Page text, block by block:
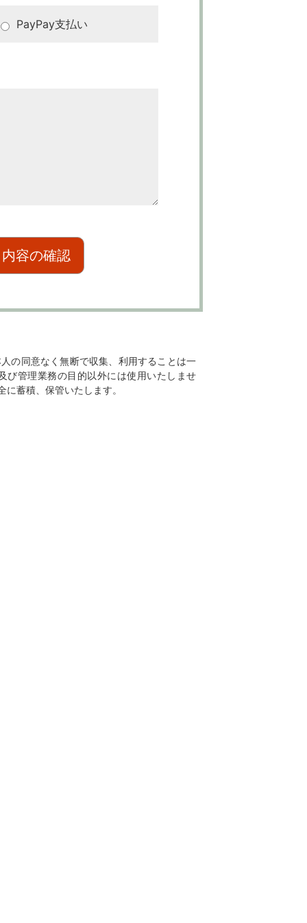
PayPay支払い
の同意なく無断で収集、利用することは一
び管理業務の目的以外には使用いたしませ
蓄積、保管いたします。